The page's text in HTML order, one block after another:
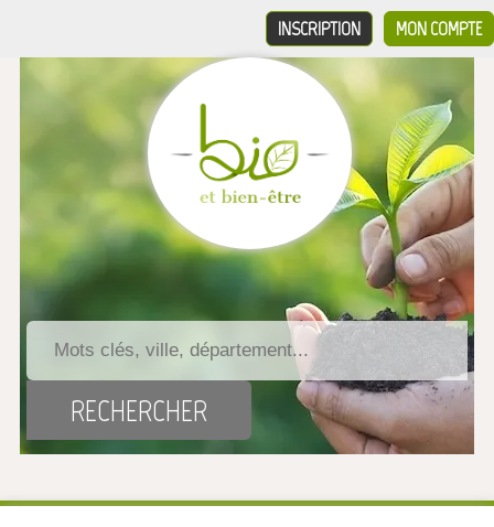
MON COMPTE
INSCRIPTION